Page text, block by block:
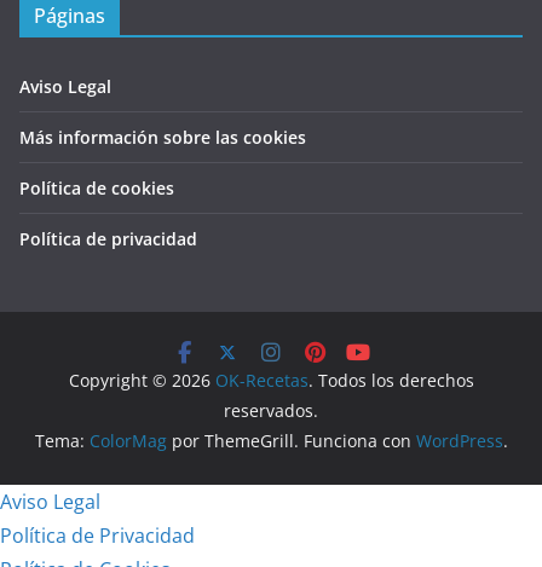
Páginas
Aviso Legal
Más información sobre las cookies
Política de cookies
Política de privacidad
Copyright © 2026 OK-Recetas. Todos los derechos
reservados.
Tema: ColorMagpor ThemeGrill. Funciona con WordPress.
Aviso Legal
Política de Privacidad